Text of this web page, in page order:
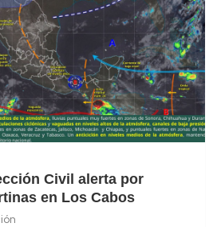
Civil alerta por
en Los Cabos